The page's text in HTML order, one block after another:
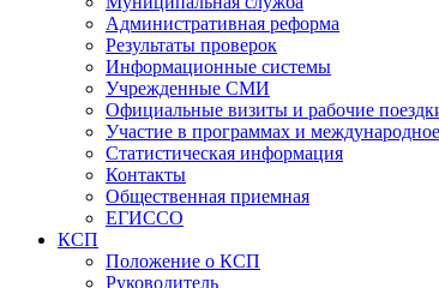
Административная реформа
Результаты проверок
Информационные системы
Учрежденные СМИ
Официальные визиты и рабочие
Участие в программах и
Статистическая информация
Контакты
Общественная приемная
ЕГИССО
КСП
Положение о КСП
Руководитель